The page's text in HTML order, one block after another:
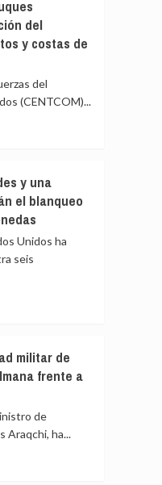
del
y costas de
del
(CENTCOM)...
y una
el blanqueo
Unidos ha
seis
militar de
frente a
de
Araqchi, ha...